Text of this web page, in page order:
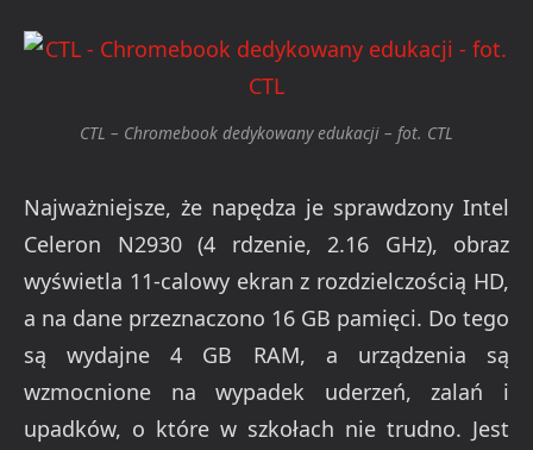
CTL – Chromebook dedykowany edukacji – fot. CTL
Najważniejsze, że napędza je sprawdzony Intel
Celeron N2930 (4 rdzenie, 2.16 GHz), obraz
wyświetla 11-calowy ekran z rozdzielczością HD,
a na dane przeznaczono 16 GB pamięci. Do tego
są wydajne 4 GB RAM, a urządzenia są
wzmocnione na wypadek uderzeń, zalań i
upadków, o które w szkołach nie trudno. Jest